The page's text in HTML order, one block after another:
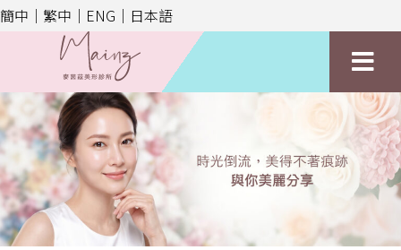
簡中｜ 繁中｜ ENG｜ 日本語